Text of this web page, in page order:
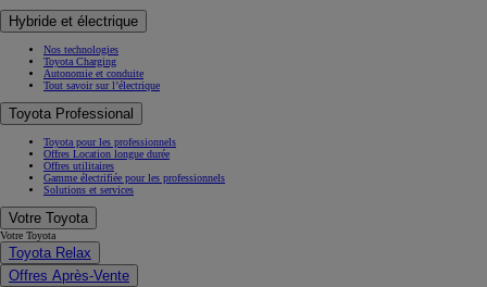
Hybride et électrique
Nos technologies
Toyota Charging
Autonomie et conduite
Tout savoir sur l’électrique
Toyota Professional
Toyota pour les professionnels
Offres Location longue durée
Offres utilitaires
Gamme électrifiée pour les professionnels
Solutions et services
Votre Toyota
Votre Toyota
Toyota Relax
Offres Après-Vente